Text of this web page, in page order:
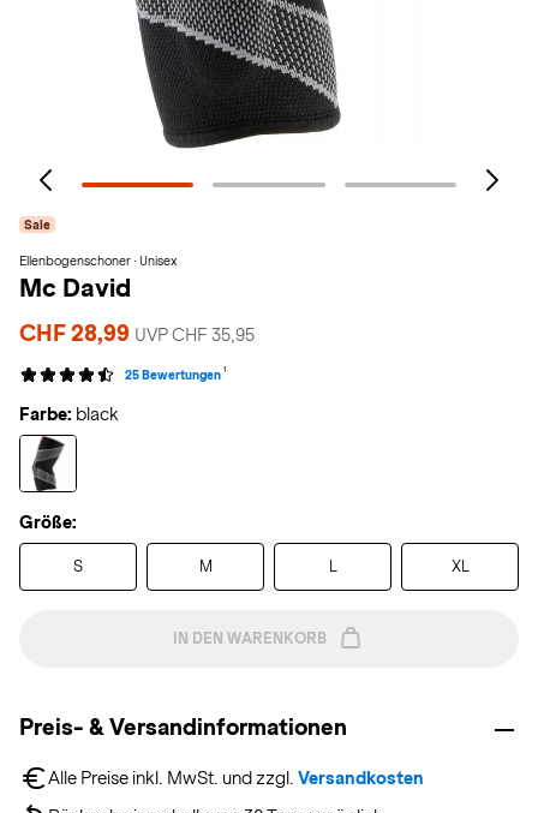
Sale
Ellenbogenschoner · Unisex
Mc David
CHF 28,99 UVP CHF 35,95
25 Bewertungen 1
Farbe: black
Größe:
S M L XL
IN DEN WARENKORB
Preis- & Versandinformationen
Alle Preise inkl. MwSt. und zzgl. Versandkosten